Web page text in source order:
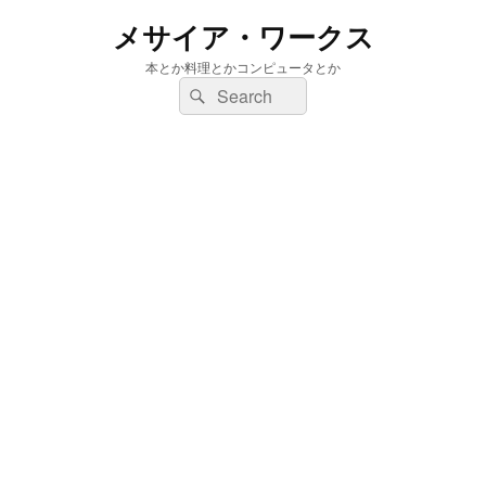
メサイア・ワークス
本とか料理とかコンピュータとか
検
索:
検
索